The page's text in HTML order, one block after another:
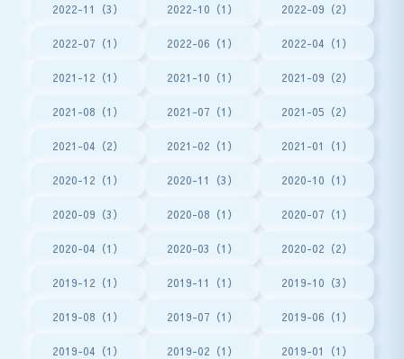
2022-11（3） 2022-10（1） 2022-09（2）
2022-07（1） 2022-06（1） 2022-04（1）
2021-12（1） 2021-10（1） 2021-09（2）
2021-08（1） 2021-07（1） 2021-05（2）
2021-04（2） 2021-02（1） 2021-01（1）
2020-12（1） 2020-11（3） 2020-10（1）
2020-09（3） 2020-08（1） 2020-07（1）
2020-04（1） 2020-03（1） 2020-02（2）
2019-12（1） 2019-11（1） 2019-10（3）
2019-08（1） 2019-07（1） 2019-06（1）
2019-04（1） 2019-02（1） 2019-01（1）